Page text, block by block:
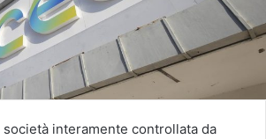
società interamente controllata da